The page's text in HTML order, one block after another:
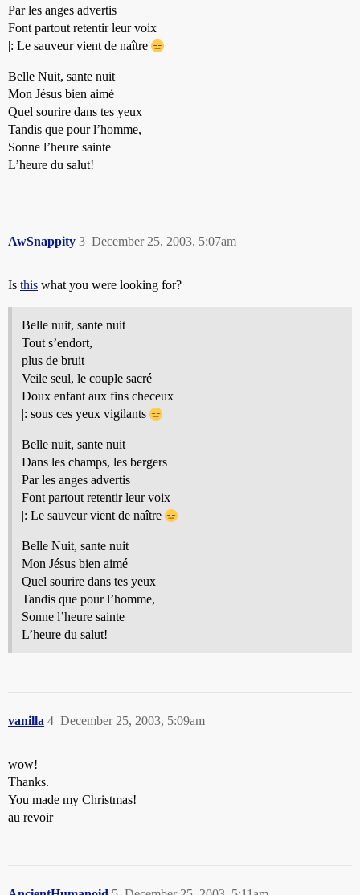
Par les anges advertis
Font partout retentir leur voix
|: Le sauveur vient de naître
Belle Nuit, sante nuit
Mon Jésus bien aimé
Quel sourire dans tes yeux
Tandis que pour l’homme,
Sonne l’heure sainte
L’heure du salut!
AwSnappity December 25, 2003, 5:07am
3
Is this what you were looking for?
Belle nuit, sante nuit
Tout s’endort,
plus de bruit
Veile seul, le couple sacré
Doux enfant aux fins checeux
|: sous ces yeux vigilants
Belle nuit, sante nuit
Dans les champs, les bergers
Par les anges advertis
Font partout retentir leur voix
|: Le sauveur vient de naître
Belle Nuit, sante nuit
Mon Jésus bien aimé
Quel sourire dans tes yeux
Tandis que pour l’homme,
Sonne l’heure sainte
L’heure du salut!
vanilla December 25, 2003, 5:09am
4
wow!
Thanks.
You made my Christmas!
au revoir